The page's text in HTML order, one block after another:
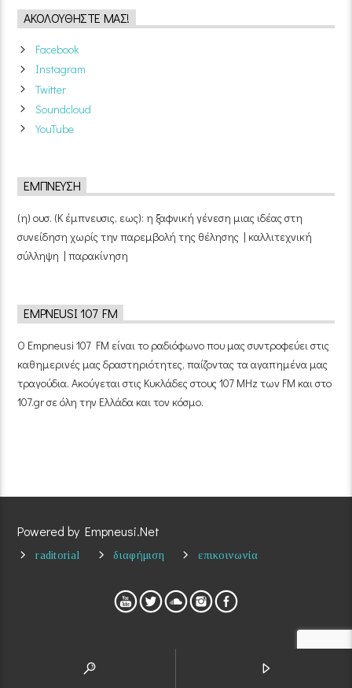
ΑΚΟΛΟΥΘΉΣΤΕ ΜΑΣ!
Facebook
Instagram
Twitter
Soundcloud
YouTube
ΈΜΠΝΕΥΣΗ
(η) ουσ. (Κ έμπνευσις, εως): η ξαφνική γένεση μιας ιδέας στη
συνείδηση χωρίς την παρεμβολή της θέλησης | καλλιτεχνική
σύλληψη | παρακίνηση
EMPNEUSI 107 FM
Ο Empneusi 107 FM είναι το ραδιόφωνο που μας συντροφεύει στις
καθημερινές μας δραστηριότητες, παίζοντας τα αγαπημένα μας
τραγούδια. Ακούγεται στις Κυκλάδες στους 107 MHz των FM και στο
107.gr σε όλη την Ελλάδα και τον κόσμο.
Powered by Empneusi.Net
raditorial διαφήμιση επικοινωνία